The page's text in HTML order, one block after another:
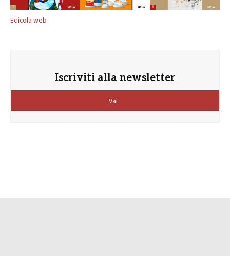
Edicola web
Iscriviti alla newsletter
Vai